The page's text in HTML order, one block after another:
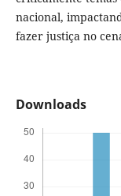
nacional,
fazer justiça no
Downloads